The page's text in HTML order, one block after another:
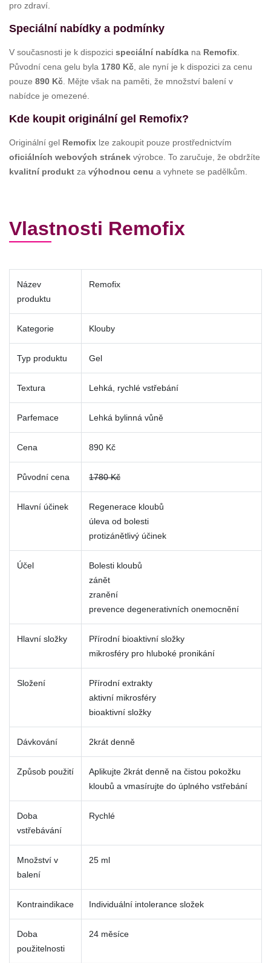
pro zdraví.
Speciální nabídky a podmínky
V současnosti je k dispozici speciální nabídka na Remofix.
Původní cena gelu byla 1780 Kč, ale nyní je k dispozici za cenu
pouze 890 Kč. Mějte však na paměti, že množství balení v
nabídce je omezené.
Kde koupit originální gel Remofix?
Originální gel Remofix lze zakoupit pouze prostřednictvím
oficiálních webových stránek výrobce. To zaručuje, že obdržíte
kvalitní produkt za výhodnou cenu a vyhnete se padělkům.
Vlastnosti Remofix
Název
produktu
Remofix
Kategorie Klouby
Typ produktu Gel
Textura Lehká, rychlé vstřebání
Parfemace Lehká bylinná vůně
Cena 890 Kč
Původní cena 1780 Kč
Hlavní účinek
Regenerace kloubů
úleva od bolesti
protizánětlivý účinek
Účel
Bolesti kloubů
zánět
zranění
prevence degenerativních onemocnění
Hlavní složky
Přírodní bioaktivní složky
mikrosféry pro hluboké pronikání
Složení
Přírodní extrakty
aktivní mikrosféry
bioaktivní složky
Dávkování 2krát denně
Způsob použití
Aplikujte 2krát denně na čistou pokožku
kloubů a vmasírujte do úplného vstřebání
Doba
vstřebávání
Rychlé
Množství v
balení
25 ml
Kontraindikace Individuální intolerance složek
Doba
použitelnosti
24 měsíce